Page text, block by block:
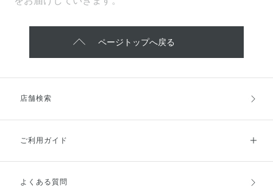
ページトップへ戻る
店舗検索
ご利用ガイド
ご利用ガイドトップ
よくある質問